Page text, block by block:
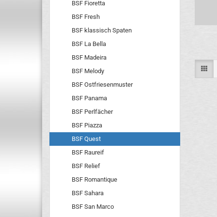
BSF Fioretta
BSF Fresh
BSF klassisch Spaten
BSF La Bella
BSF Madeira
BSF Melody
BSF Ostfriesenmuster
BSF Panama
BSF Perlfächer
BSF Piazza
BSF Quest
BSF Raureif
BSF Relief
BSF Romantique
BSF Sahara
BSF San Marco